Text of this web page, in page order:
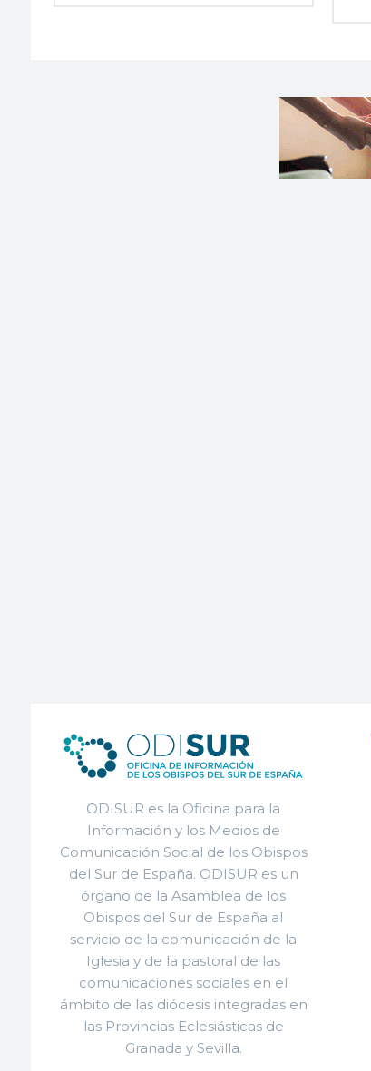
ODISUR es la Oficina para la
Información y los Medios de
Comunicación Social de los Obispos
del Sur de España. ODISUR es un
órgano de la Asamblea de los
Obispos del Sur de España al
servicio de la comunicación de la
Iglesia y de la pastoral de las
comunicaciones sociales en el
ámbito de las diócesis integradas en
las Provincias Eclesiásticas de
Granada y Sevilla.